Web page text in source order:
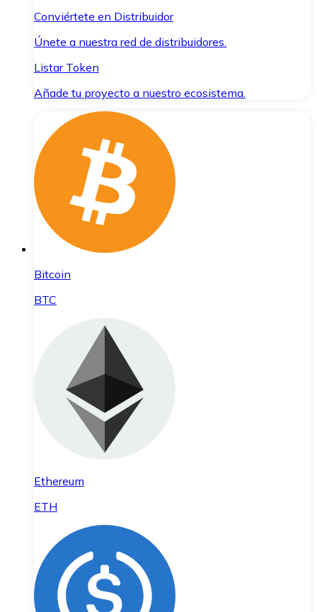
Conviértete en Distribuidor
Únete a nuestra red de distribuidores.
Listar Token
Añade tu proyecto a nuestro ecosistema.
Bitcoin
BTC
Ethereum
ETH